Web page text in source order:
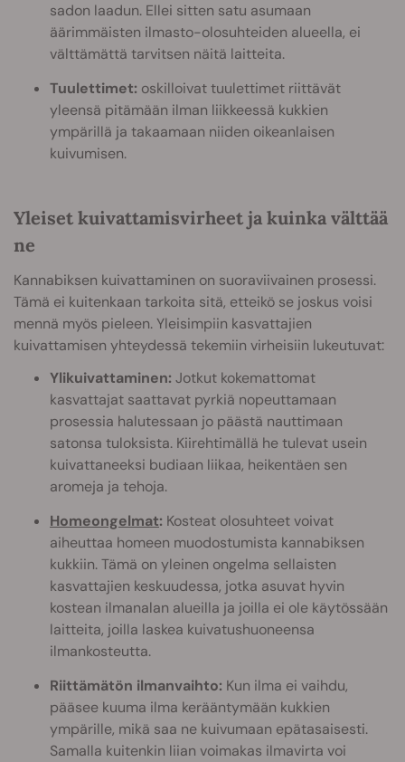
sadon laadun. Ellei sitten satu asumaan
äärimmäisten ilmasto-olosuhteiden alueella, ei
välttämättä tarvitsen näitä laitteita.
Tuulettimet: oskilloivat tuulettimet riittävät
yleensä pitämään ilman liikkeessä kukkien
ympärillä ja takaamaan niiden oikeanlaisen
kuivumisen.
Yleiset kuivattamisvirheet ja kuinka välttää
ne
Kannabiksen kuivattaminen on suoraviivainen prosessi.
Tämä ei kuitenkaan tarkoita sitä, etteikö se joskus voisi
mennä myös pieleen. Yleisimpiin kasvattajien
kuivattamisen yhteydessä tekemiin virheisiin lukeutuvat:
Ylikuivattaminen: Jotkut kokemattomat
kasvattajat saattavat pyrkiä nopeuttamaan
prosessia halutessaan jo päästä nauttimaan
satonsa tuloksista. Kiirehtimällä he tulevat usein
kuivattaneeksi budiaan liikaa, heikentäen sen
aromeja ja tehoja.
Homeongelmat: Kosteat olosuhteet voivat
aiheuttaa homeen muodostumista kannabiksen
kukkiin. Tämä on yleinen ongelma sellaisten
kasvattajien keskuudessa, jotka asuvat hyvin
kostean ilmanalan alueilla ja joilla ei ole käytössään
laitteita, joilla laskea kuivatushuoneensa
ilmankosteutta.
Riittämätön ilmanvaihto: Kun ilma ei vaihdu,
pääsee kuuma ilma kerääntymään kukkien
ympärille, mikä saa ne kuivumaan epätasaisesti.
Samalla kuitenkin liian voimakas ilmavirta voi